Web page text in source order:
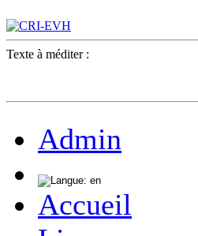
Texte à méditer :
Admin
Accueil